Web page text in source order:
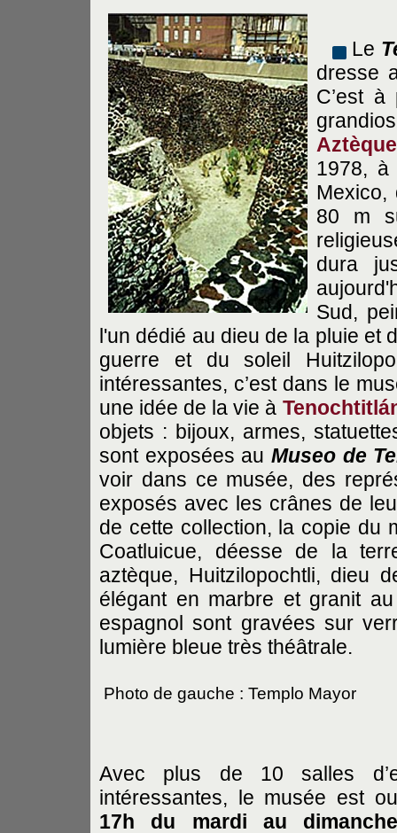
Le
dresse
C’est
1978, à
80 m
dura
Sud,
l'un dédié au dieu de la pluie et
guerre et du soleil
intéressantes, c’est dans le
une idée de la vie à
objets : bijoux, armes,
sont exposées au Museo de
voir dans ce musée, des
exposés avec les crânes de
de cette collection, la copie du
Coatluicue, déesse de la
aztèque, Huitzilopochtli, dieu
élégant en marbre et granit
espagnol sont gravées sur
lumière bleue très théâtrale.
Photo de gauche : Templo Mayor
Avec plus de 10 salles
intéressantes, le musée est
17h du mardi au